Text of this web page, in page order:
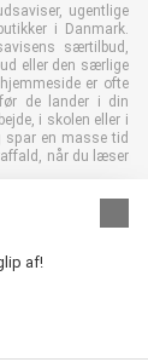
af!
ugentlige
i Danmark.
særtilbud,
eller den særlige
er ofte
de lander i din
i skolen eller i
spar en masse tid
når du læser
2026 |